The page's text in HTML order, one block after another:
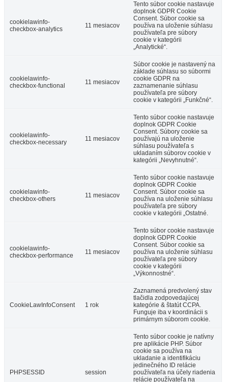
cookielawinfo-
checkbox-analytics
11 mesiacov
Tento súbor cookie nastavuje
doplnok GDPR Cookie
Consent. Súbor cookie sa
používa na uloženie súhlasu
používateľa pre súbory
cookie v kategórii
„Analytické“.
cookielawinfo-
checkbox-functional
11 mesiacov
Súbor cookie je nastavený na
základe súhlasu so súbormi
cookie GDPR na
zaznamenanie súhlasu
používateľa pre súbory
cookie v kategórii „Funkčné“.
cookielawinfo-
checkbox-necessary
11 mesiacov
Tento súbor cookie nastavuje
doplnok GDPR Cookie
Consent. Súbory cookie sa
používajú na uloženie
súhlasu používateľa s
ukladaním súborov cookie v
kategórii „Nevyhnutné“.
cookielawinfo-
checkbox-others
11 mesiacov
Tento súbor cookie nastavuje
doplnok GDPR Cookie
Consent. Súbor cookie sa
používa na uloženie súhlasu
používateľa pre súbory
cookie v kategórii „Ostatné.
cookielawinfo-
checkbox-performance
11 mesiacov
Tento súbor cookie nastavuje
doplnok GDPR Cookie
Consent. Súbor cookie sa
používa na uloženie súhlasu
používateľa pre súbory
cookie v kategórii
„Výkonnostné“.
CookieLawInfoConsent 1 rok
Zaznamená predvolený stav
tlačidla zodpovedajúcej
kategórie & štatút CCPA.
Funguje iba v koordinácii s
primárnym súborom cookie.
PHPSESSID session
Tento súbor cookie je natívny
pre aplikácie PHP. Súbor
cookie sa používa na
ukladanie a identifikáciu
jedinečného ID relácie
používateľa na účely riadenia
relácie používateľa na